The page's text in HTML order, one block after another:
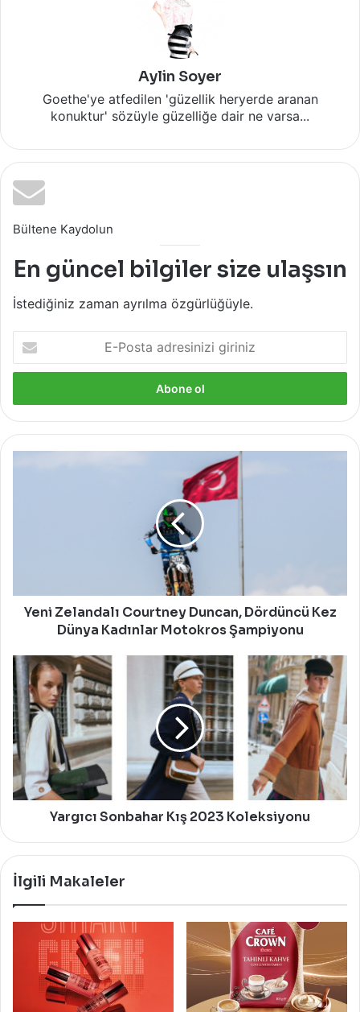
Aylin Soyer
Goethe'ye atfedilen 'güzellik heryerde aranan
konuktur' sözüyle güzelliğe dair ne varsa...
Bültene Kaydolun
En güncel bilgiler size ulaşsın
İstediğiniz zaman ayrılma özgürlüğüyle.
Posta
adresinizi
Motokros
Şampiyonu
Yeni Zelandalı Courtney Duncan, Dördüncü Kez
Dünya Kadınlar Motokros Şampiyonu
Yargıcı
Sonbahar
Kış
2023
Koleksiyonu
Yargıcı Sonbahar Kış 2023 Koleksiyonu
İlgili Makaleler